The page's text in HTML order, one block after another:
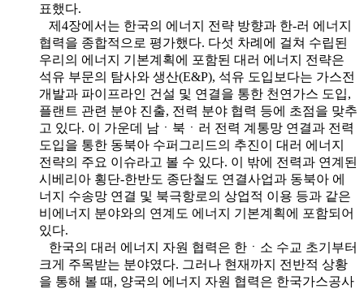
표했다.
제4장에서는 한국의 에너지 전략 방향과 한-러 에너지
협력을 종합적으로 평가했다. 다섯 차례에 걸쳐 수립된
우리의 에너지 기본계획에 포함된 대러 에너지 전략은
석유 부문의 탐사와 생산(E&P), 석유 도입보다는 가스전
개발과 파이프라인 건설 및 연결을 통한 천연가스 도입,
플랜트 관련 분야 진출, 전력 분야 협력 등에 초점을 맞추
고 있다. 이 가운데 남ㆍ북ㆍ러 전력 계통망 연결과 전력
도입을 통한 동북아 수퍼그리드의 추진이 대러 에너지
전략의 주요 이슈라고 볼 수 있다. 이 밖에 전력과 연계된
시베리아 횡단-한반도 종단철도 연결사업과 동북아 에
너지 수송망 연결 및 북극항로의 상업적 이용 등과 같은
비에너지 분야와의 연계도 에너지 기본계획에 포함되어
있다.
한국의 대러 에너지 자원 협력은 한ㆍ소 수교 초기부터
크게 주목받는 분야였다. 그러나 현재까지 전반적 상황
을 통해 볼 때, 양국의 에너지 자원 협력은 한국가스공사